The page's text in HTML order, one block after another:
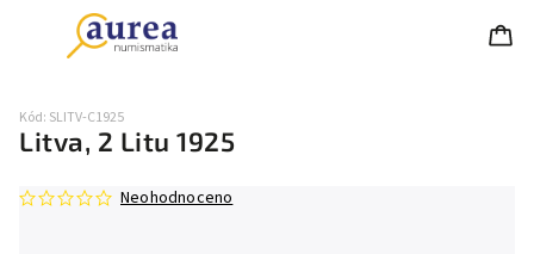
Litva, 2 Litu 1925
Kód: SLITV-C1925
Neohodnoceno